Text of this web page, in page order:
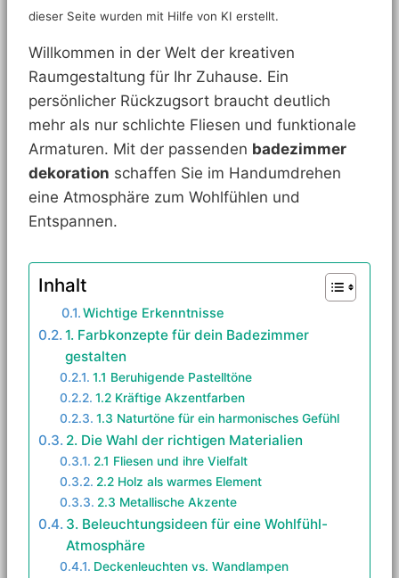
dieser Seite wurden mit Hilfe von KI erstellt.
Willkommen in der Welt der kreativen
Raumgestaltung für Ihr Zuhause. Ein
persönlicher Rückzugsort braucht deutlich
mehr als nur schlichte Fliesen und funktionale
Armaturen. Mit der passenden badezimmer
dekoration schaffen Sie im Handumdrehen
eine Atmosphäre zum Wohlfühlen und
Entspannen.
Inhalt
Wichtige Erkenntnisse
1. Farbkonzepte für dein Badezimmer
gestalten
1.1 Beruhigende Pastelltöne
1.2 Kräftige Akzentfarben
1.3 Naturtöne für ein harmonisches Gefühl
2. Die Wahl der richtigen Materialien
2.1 Fliesen und ihre Vielfalt
2.2 Holz als warmes Element
2.3 Metallische Akzente
3. Beleuchtungsideen für eine Wohlfühl-
Atmosphäre
Deckenleuchten vs. Wandlampen